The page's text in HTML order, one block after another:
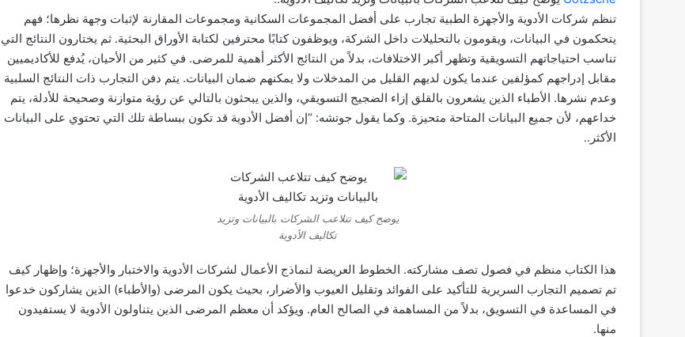
تنظم شركات الأدوية والأجهزة الطبية تجارب على أفضل المجموعات السكانية ومجموعات المقارنة لإثبات وجهة نظرها؛ فهم
يتحكمون في البيانات، ويقومون بالتحليلات داخل الشركة، ويوظفون كتابًا محترفين لكتابة الأوراق البحثية. ثم يختارون النتائج التي
تناسب احتياجاتهم التسويقية وتظهر أكبر الاختلافات، بدلاً من النتائج الأكثر أهمية للمرضى. في كثير من الأحيان، يُدفع للأكاديميين
مقابل إدراجهم كمؤلفين عندما يكون لديهم القليل من المدخلات ولا يمكنهم ضمان البيانات. يتم دفن التجارب ذات النتائج السلبية
وعدم نشرها. الأطباء الذين يشعرون بالقلق إزاء الضجيج التسويقي، والذين يبحثون بالتالي عن رؤية متوازنة وصحيحة للأدلة، يتم
خداعهم، لأن جميع البيانات المتاحة متحيزة. وكما يقول جوتشه: “إن أفضل الأدوية قد تكون ببساطة تلك التي تحتوي على البيانات
الأكثر..
يوضح كيف تتلاعب الشركات بالبيانات وتزيد
تكاليف الأدوية
هذا الكتاب منظم في فصول تصف مشاركته. الخطوط العريضة لنماذج الأعمال لشركات الأدوية والاختبار والأجهزة؛ وإظهار كيف
تم تصميم التجارب السريرية للتأكيد على الفوائد وتقليل العيوب والأضرار، بحيث يكون المرضى (والأطباء) الذين يشاركون خدعوا
في المساعدة في التسويق، بدلاً من المساهمة في الصالح العام. ويؤكد أن معظم المرضى الذين يتناولون الأدوية لا يستفيدون
منها.